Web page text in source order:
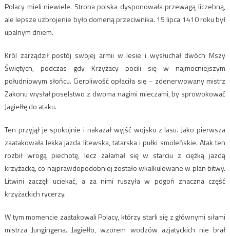
Polacy mieli niewiele. Strona polska dysponowała przewagą liczebną,
ale lepsze uzbrojenie było domeną przeciwnika. 15 lipca 1410 roku był
upalnym dniem.
Król zarządził postój swojej armii w lesie i wysłuchał dwóch Mszy
Świętych, podczas gdy Krzyżacy pocili się w najmocniejszym
południowym słońcu. Cierpliwość opłaciła się – zdenerwowany mistrz
Zakonu wysłał poselstwo z dwoma nagimi mieczami, by sprowokować
Jagiełłę do ataku.
Ten przyjął je spokojnie i nakazał wyjść wojsku z lasu. Jako pierwsza
zaatakowała lekka jazda litewska, tatarska i pułki smoleńskie. Atak ten
rozbił wrogą piechotę, lecz załamał się w starciu z ciężką jazdą
krzyżacką, co najprawdopodobniej zostało wkalkulowane w plan bitwy.
Litwini zaczęli uciekać, a za nimi ruszyła w pogoń znaczna część
krzyżackich rycerzy.
W tym momencie zaatakowali Polacy, którzy starli się z głównymi siłami
mistrza Jungingena. Jagiełło, wzorem wodzów azjatyckich nie brał